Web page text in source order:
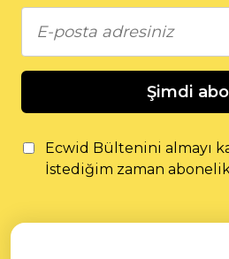
Şimdi
Ecwid Bültenini almayı
İstediğim zaman